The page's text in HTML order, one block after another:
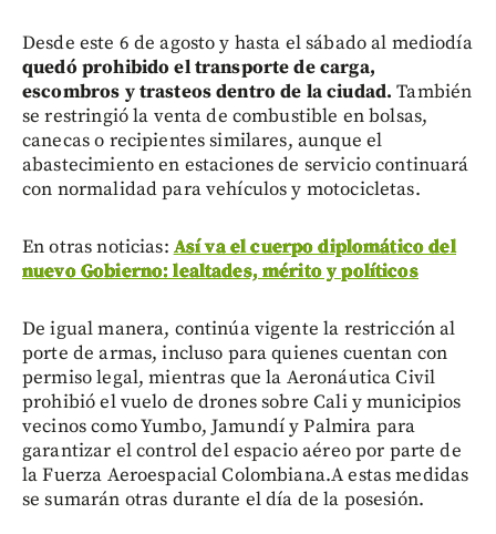
Desde este 6 de agosto y hasta el sábado al mediodía
quedó prohibido el transporte de carga,
escombros y trasteos dentro de la ciudad. También
se restringió la venta de combustible en bolsas,
canecas o recipientes similares, aunque el
abastecimiento en estaciones de servicio continuará
con normalidad para vehículos y motocicletas.
En otras noticias: Así va el cuerpo diplomático del
nuevo Gobierno: lealtades, mérito y políticos
De igual manera, continúa vigente la restricción al
porte de armas, incluso para quienes cuentan con
permiso legal, mientras que la Aeronáutica Civil
prohibió el vuelo de drones sobre Cali y municipios
vecinos como Yumbo, Jamundí y Palmira para
garantizar el control del espacio aéreo por parte de
la Fuerza Aeroespacial Colombiana.A estas medidas
se sumarán otras durante el día de la posesión.